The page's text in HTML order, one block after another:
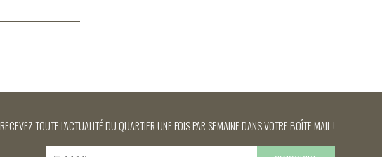
RECEVEZ TOUTE L'ACTUALITÉ DU QUARTIER UNE FOIS PAR SEMAINE DANS VOTRE BOÎTE MAIL !